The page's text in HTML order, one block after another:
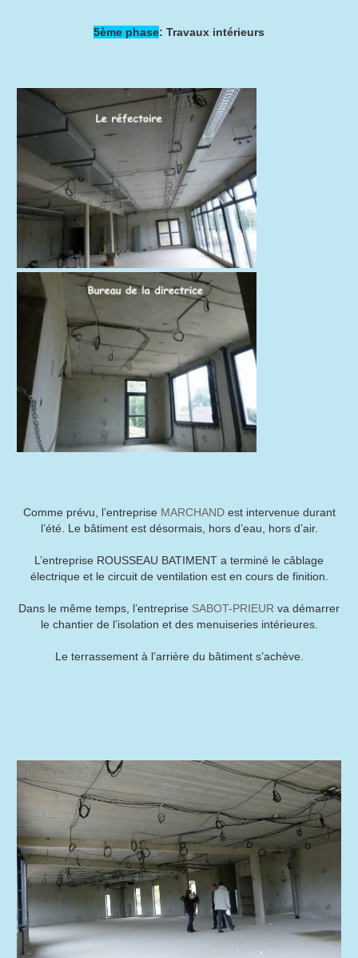
5ème phase: Travaux intérieurs
Comme prévu, l’entreprise MARCHANDest intervenue durant
l’été. Le bâtiment est désormais, hors d’eau, hors d’air.
L’entreprise ROUSSEAU BATIMENT a terminé le câblage
électrique et le circuit de ventilation est en cours de finition.
Dans le même temps, l’entreprise SABOT-PRIEUR va démarrer
le chantier de l’isolation et des menuiseries intérieures.
Le terrassement à l’arrière du bâtiment s’achève.